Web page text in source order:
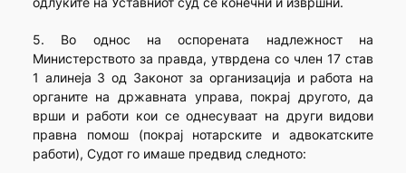
5. Во однос на оспорената надлежност на
Министерството за правда, утврдена со член 17 став
1 алинеја 3 од Законот за организација и работа на
органите на државната управа, покрај другото, да
врши и работи кои се однесуваат на други видови
правна помош (покрај нотарските и адвокатските
работи), Судот го имаше предвид следното: